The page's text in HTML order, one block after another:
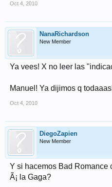
Oct 4, 2010
NanaRichardson
New Member
Ya vees! X no leer las
Manuel! Ya dijimos q
Oct 4, 2010
DiegoZapien
New Member
Y si hacemos Bad Romance
Ã¡ la Gaga?